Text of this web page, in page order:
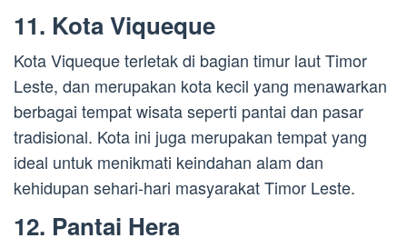
11. Kota Viqueque
Kota Viqueque terletak di bagian timur laut Timor
Leste, dan merupakan kota kecil yang menawarkan
berbagai tempat wisata seperti pantai dan pasar
tradisional. Kota ini juga merupakan tempat yang
ideal untuk menikmati keindahan alam dan
kehidupan sehari-hari masyarakat Timor Leste.
12. Pantai Hera